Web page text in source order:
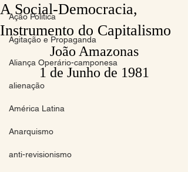
Ação Politica
Agitação e Propaganda
Aliança Operário-camponesa
alienação
América Latina
Anarquismo
anti-revisionismo
A Social-Democracia,
Instrumento do Capitalismo
João Amazonas
1 de Junho de 1981